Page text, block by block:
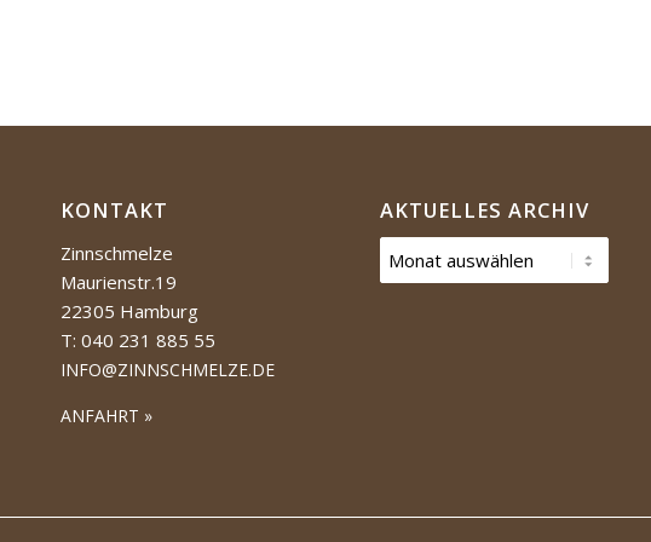
KONTAKT
Zinnschmelze
Maurienstr.19
22305 Hamburg
T: 040 231 885 55
INFO@ZINNSCHMELZE.DE
ANFAHRT »
AKTUELLES ARCHIV